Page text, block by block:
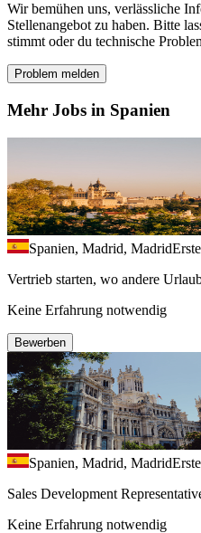
Wir bemühen uns, verlässliche
Stellenangebot zu haben. Bitte
stimmt oder du technische
Problem melden
Mehr Jobs in Spanien
Spanien, Madrid, Madrid
Vertrieb starten, wo andere
Keine Erfahrung notwendig
Bewerben
Spanien, Madrid, Madrid
Sales Development
Keine Erfahrung notwendig